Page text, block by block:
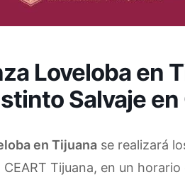
Loveloba en
Salvaje en
en Tijuana se realizará
CEART Tijuana, en un